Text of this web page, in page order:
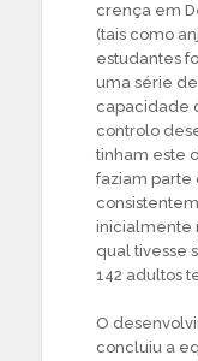
crença em
(tais como
estudantes
uma série
capacidade
controlo
tinham este
faziam parte
inicialmente
qual tivesse
142 adultos
O
concluiu a